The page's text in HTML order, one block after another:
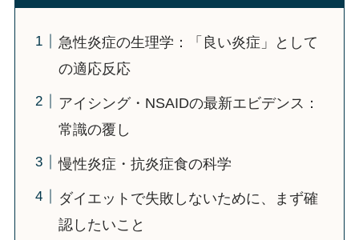
急性炎症の生理学：「良い炎症」として
の適応反応
アイシング・NSAIDの最新エビデンス：
常識の覆し
慢性炎症・抗炎症食の科学
ダイエットで失敗しないために、まず確
認したいこと